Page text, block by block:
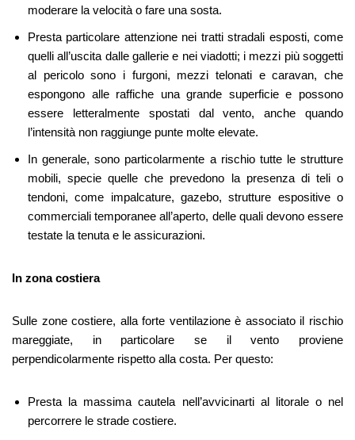
moderare la velocità o fare una sosta.
Presta particolare attenzione nei tratti stradali esposti, come
quelli all’uscita dalle gallerie e nei viadotti; i mezzi più soggetti
al pericolo sono i furgoni, mezzi telonati e caravan, che
espongono alle raffiche una grande superficie e possono
essere letteralmente spostati dal vento, anche quando
l’intensità non raggiunge punte molte elevate.
In generale, sono particolarmente a rischio tutte le strutture
mobili, specie quelle che prevedono la presenza di teli o
tendoni, come impalcature, gazebo, strutture espositive o
commerciali temporanee all’aperto, delle quali devono essere
testate la tenuta e le assicurazioni.
In zona costiera
Sulle zone costiere, alla forte ventilazione è associato il rischio
mareggiate, in particolare se il vento proviene
perpendicolarmente rispetto alla costa. Per questo:
Presta la massima cautela nell’avvicinarti al litorale o nel
percorrere le strade costiere.